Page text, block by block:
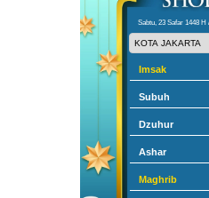
Sabtu, 23 Safar 1448 H
Imsak
Subuh
Dzuhur
Ashar
Maghrib